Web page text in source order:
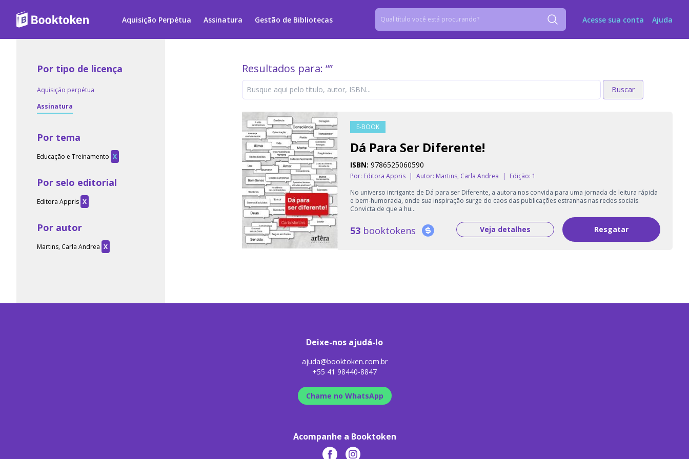
Aquisição Perpétua Assinatura Gestão de Bibliotecas Buscar Acesse sua conta Ajuda
Por tipo de licença
Aquisição perpétua
Assinatura
Por tema
Educação e Treinamento X
Por selo editorial
Editora Appris X
Por autor
Martins, Carla Andrea X
Resultados para: “”
Buscar
E-BOOK
Dá Para Ser Diferente!
ISBN: 9786525060590
Por: Editora Appris | Autor: Martins, Carla Andrea |
Edição: 1
No universo intrigante de Dá para ser Diferente, a autora nos convida para uma jornada de leitura rápida
e bem-humorada, onde sua inspiração surge do caos das publicações estranhas nas redes sociais.
Convicta de que a hu...
53 booktokens Veja detalhes Resgatar
Deixe-nos ajudá-lo
ajuda@booktoken.com.br
+55 41 98440-8847
Chame no WhatsApp
Acompanhe a Booktoken